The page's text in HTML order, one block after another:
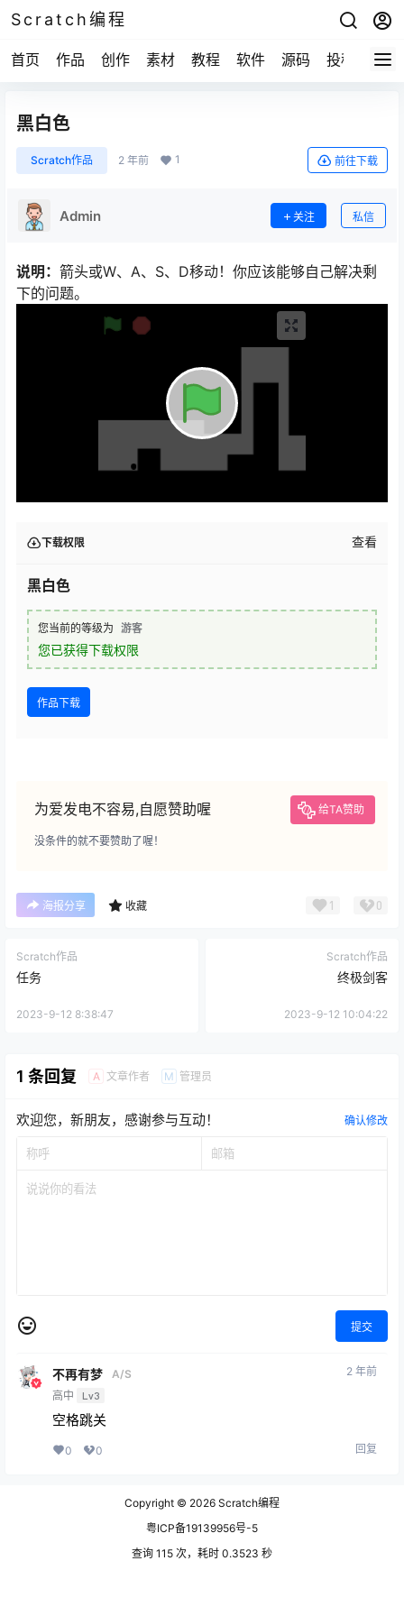
Scratch编程
首页 作品 创作 素材 教程 软件 源码 投稿 关于
黑白色
Scratch作品 2 年前 1 前往下载
Admin 关注 私信
说明： 箭头或W、A、S、D移动！你应该能够自己解决剩
下的问题。
下载权限 查看
黑白色
您当前的等级为 游客
您已获得下载权限
作品下载
为爱发电不容易,自愿赞助喔 给TA赞助
没条件的就不要赞助了喔！
海报分享 收藏 1 0
Scratch作品
任务
2023-9-12 8:38:47
Scratch作品
终极剑客
2023-9-12 10:04:22
1 条回复 A 文章作者 M 管理员
欢迎您，新朋友，感谢参与互动！ 确认修改
提交
不再有梦
A/S
高中
Lv3
2 年前
空格跳关
0 0 回复
Copyright © 2026 Scratch编程
粤ICP备19139956号-5
查询 115 次，耗时 0.3523 秒